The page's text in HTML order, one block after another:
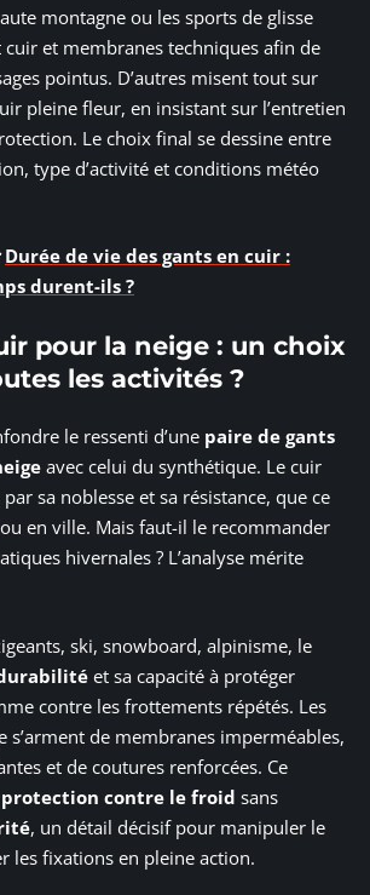
montagne ou les sports de glisse
cuir et membranes techniques afin de
pointus. D’autres misent tout sur
pleine fleur, en insistant sur l’entretien
Le choix final se dessine entre
type d’activité et conditions météo
Durée de vie des gants en cuir :
durent-ils ?
pour la neige : un choix
les activités ?
le ressenti d’une paire de gants
avec celui du synthétique. Le cuir
sa noblesse et sa résistance, que ce
en ville. Mais faut-il le recommander
hivernales ? L’analyse mérite
ski, snowboard, alpinisme, le
et sa capacité à protéger
contre les frottements répétés. Les
s’arment de membranes imperméables,
et de coutures renforcées. Ce
protection contre le froid sans
, un détail décisif pour manipuler le
les fixations en pleine action.